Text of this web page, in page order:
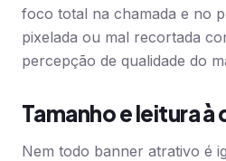
foco total na chamada e no
pixelada ou mal recortada
percepção de qualidade do
Tamanho e leitura à
Nem todo banner atrativo é